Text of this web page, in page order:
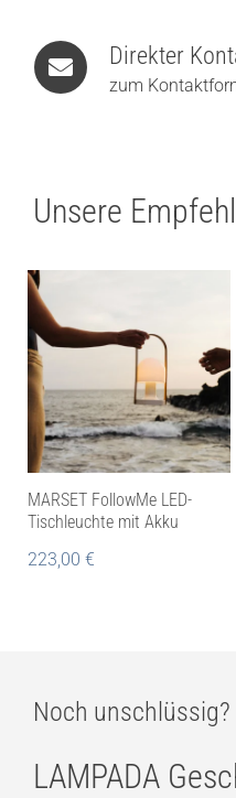
Direkter
zum
Unsere
MARSET FollowMe LED-
Tischleuchte mit Akku
223,00 €
Noch unschlüssig?
LAMPADA